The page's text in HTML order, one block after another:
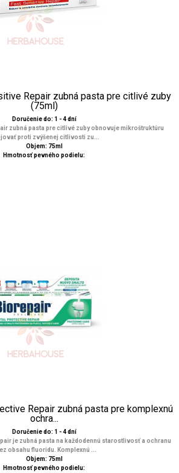
Repair zubná pasta pre citlivé zuby
(75ml)
Doručenie do: 1 - 4 dní
zubná pasta pre citlivé zuby obnovuje mikroštruktúru
proti zvýšenej citlivosti zu...
Objem: 75ml
Hmotnosť pevného podielu:
Repair zubná pasta pre komplexnú
ochra...
Doručenie do: 1 - 4 dní
je zubná pasta na každodennú starostlivosť a ochranu
obsahu fluoridu. Komplexnú ...
Objem: 75ml
Hmotnosť pevného podielu: